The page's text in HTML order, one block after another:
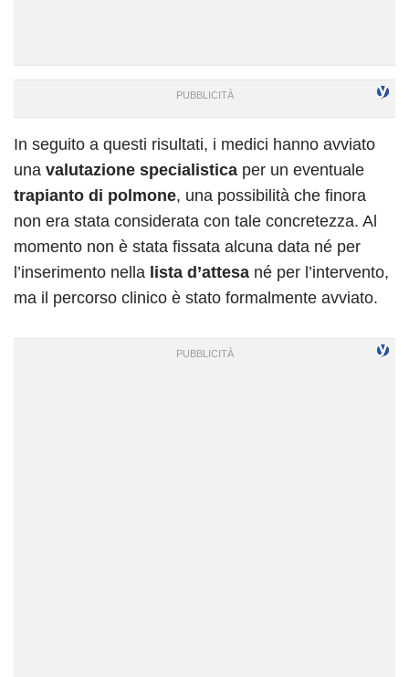
In seguito a questi risultati, i medici hanno avviato
una valutazione specialistica per un eventuale
trapianto di polmone, una possibilità che finora
non era stata considerata con tale concretezza. Al
momento non è stata fissata alcuna data né per
l’inserimento nella lista d’attesa né per l’intervento,
ma il percorso clinico è stato formalmente avviato.